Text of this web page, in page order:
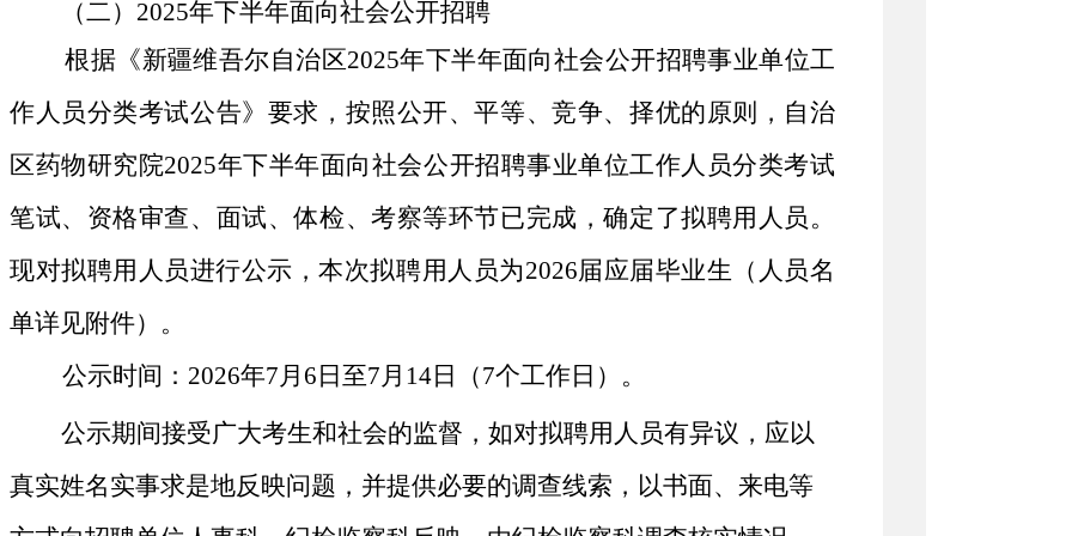
（二） 2025年下半年面向社会公开招聘
根据 《新疆维吾尔自治区2025年下半年面向社会公开招聘事业单位工
作人员分类考试公告》要求，按照公开、平等、竞争、择优的原则，自治
区药物研究院2025年下半年面向社会公开招聘事业单位工作人员分类考试
笔试、资格审查、面试、体检、考察等环节已完成，确定了拟聘用人员。
现对拟聘用人员进行公示，本次拟聘用人员为2026届应届毕业生（人员名
单详见附件）。
公示时间： 2026年7月 6 日至7月 14日（7个工作日）。
公示期间接受广大考生和社会的监督，如对拟聘用人员有异议，应以
真实姓名实事求是地反映问题，并提供必要的调查线索，以书面、来电等